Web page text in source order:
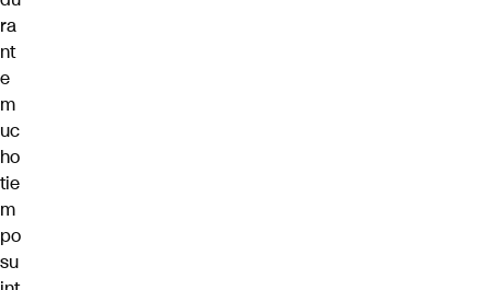
ra
nt
e
m
uc
ho
tie
m
po
su